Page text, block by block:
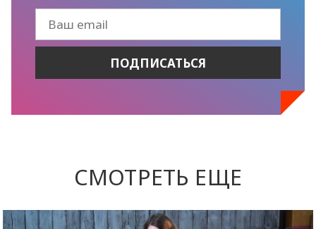
СМОТРЕТЬ ЕЩЕ